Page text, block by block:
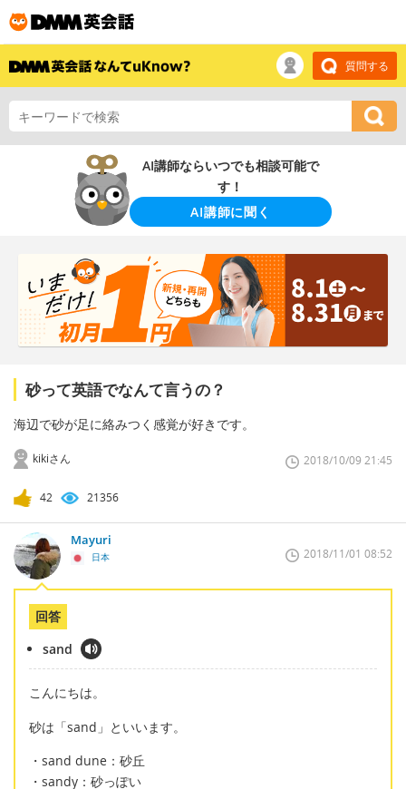
質問する
AI講師ならいつでも相談可能で
す！
AI講師に聞く
砂って英語でなんて言うの？
海辺で砂が足に絡みつく感覚が好きです。
kikiさん 2018/10/09 21:45
42 21356
Mayuri
日本 2018/11/01 08:52
回答
sand
こんにちは。
砂は「sand」といいます。
・sand dune：砂丘
・sandy：砂っぽい